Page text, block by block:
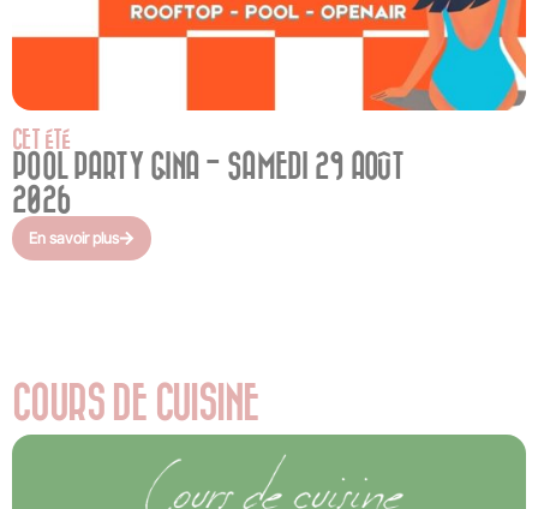
CET ÉTÉ
POOL PARTY GINA - SAMEDI 29 AOÛT
2026
En savoir plus
COURS DE CUISINE